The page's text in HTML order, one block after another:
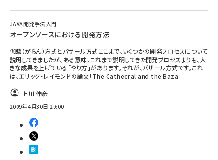
JAVA開発手法入門
オープンソースにおける開発方法
伽藍（がらん）方式とバザール方式ここまで、いくつかの開発プロセスについて
説明してきましたが、ある意味、これまで説明してきた開発プロセスよりも、大
きな成果を上げている「やり方」があります。それが、バザール方式です。これ
は、エリック・レイモンドの論文「The Cathedral and the Baza
上川 伸彦
2009年4月30日 20:00